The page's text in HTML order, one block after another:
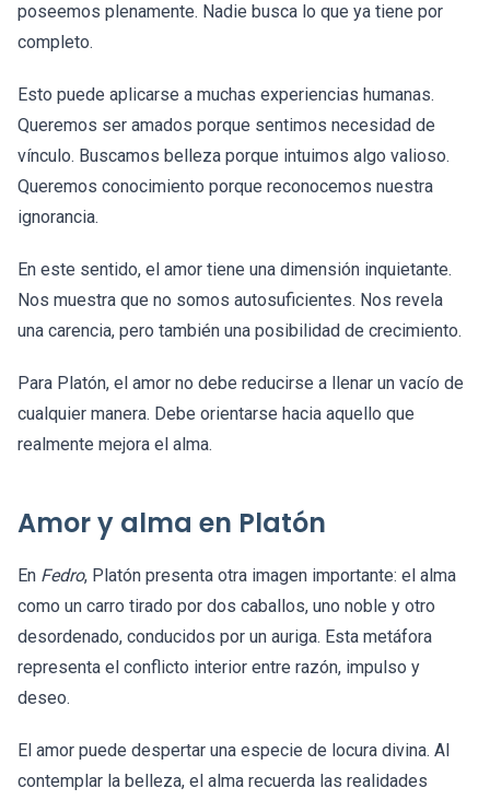
poseemos plenamente. Nadie busca lo que ya tiene por
completo.
Esto puede aplicarse a muchas experiencias humanas.
Queremos ser amados porque sentimos necesidad de
vínculo. Buscamos belleza porque intuimos algo valioso.
Queremos conocimiento porque reconocemos nuestra
ignorancia.
En este sentido, el amor tiene una dimensión inquietante.
Nos muestra que no somos autosuficientes. Nos revela
una carencia, pero también una posibilidad de crecimiento.
Para Platón, el amor no debe reducirse a llenar un vacío de
cualquier manera. Debe orientarse hacia aquello que
realmente mejora el alma.
Amor y alma en Platón
En Fedro, Platón presenta otra imagen importante: el alma
como un carro tirado por dos caballos, uno noble y otro
desordenado, conducidos por un auriga. Esta metáfora
representa el conflicto interior entre razón, impulso y
deseo.
El amor puede despertar una especie de locura divina. Al
contemplar la belleza, el alma recuerda las realidades